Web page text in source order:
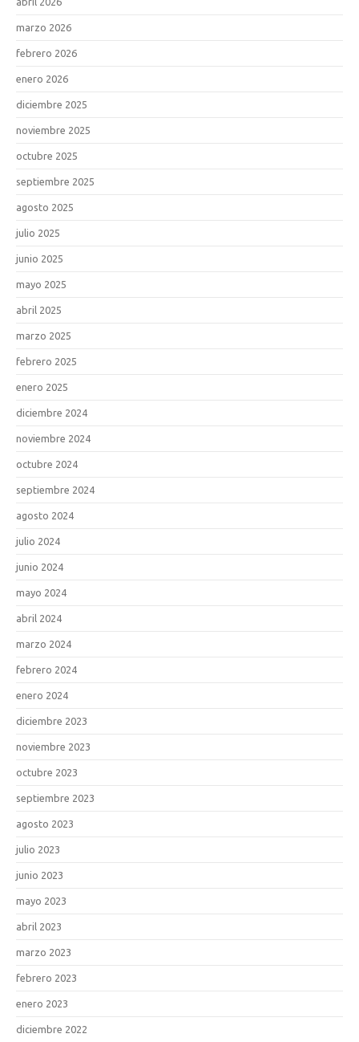
marzo 2026
febrero 2026
enero 2026
diciembre 2025
noviembre 2025
octubre 2025
septiembre 2025
agosto 2025
julio 2025
junio 2025
mayo 2025
abril 2025
marzo 2025
febrero 2025
enero 2025
diciembre 2024
noviembre 2024
octubre 2024
septiembre 2024
agosto 2024
julio 2024
junio 2024
mayo 2024
abril 2024
marzo 2024
febrero 2024
enero 2024
diciembre 2023
noviembre 2023
octubre 2023
septiembre 2023
agosto 2023
julio 2023
junio 2023
mayo 2023
abril 2023
marzo 2023
febrero 2023
enero 2023
diciembre 2022